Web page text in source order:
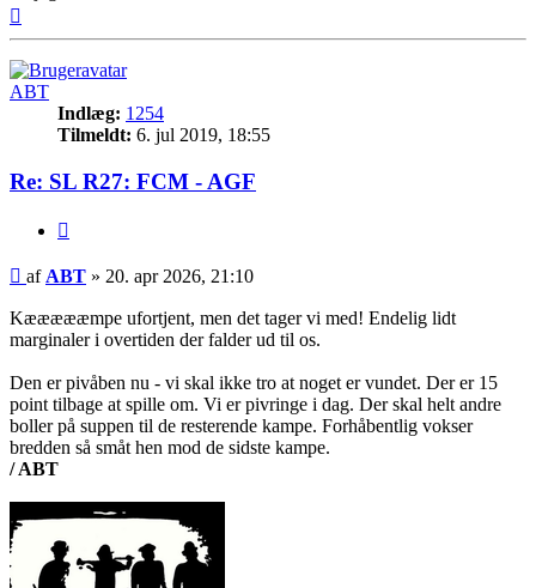
ABT
Indlæg: 1254
Tilmeldt: 6. jul 2019, 18:55
Re: SL R27: FCM - AGF
Indlæg
af ABT » 20. apr 2026, 21:10
Kæææææmpe ufortjent, men det tager vi med! Endelig lidt
marginaler i overtiden der falder ud til os.
Den er pivåben nu - vi skal ikke tro at noget er vundet. Der er 15
point tilbage at spille om. Vi er pivringe i dag. Der skal helt andre
boller på suppen til de resterende kampe. Forhåbentlig vokser
bredden så småt hen mod de sidste kampe.
/ ABT